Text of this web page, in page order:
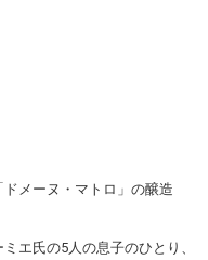
メーヌ・マトロ」の醸造
エ氏の5人の息子のひとり、